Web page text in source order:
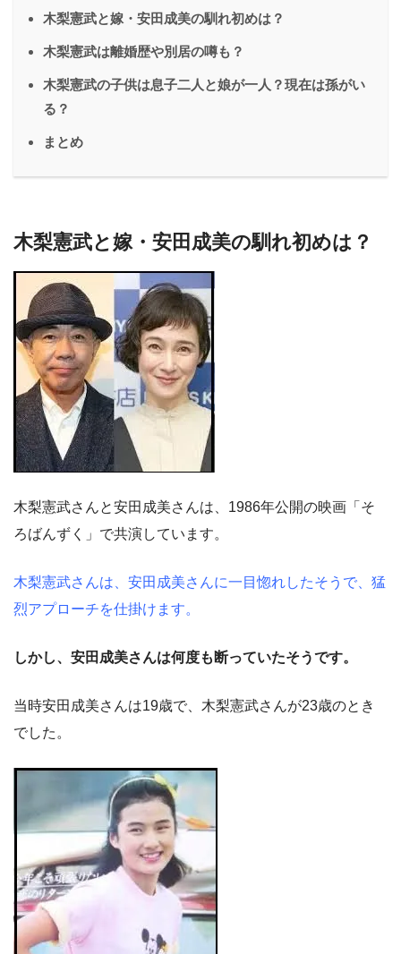
木梨憲武と嫁・安田成美の馴れ初めは？
木梨憲武は離婚歴や別居の噂も？
木梨憲武の子供は息子二人と娘が一人？現在は孫がい
る？
まとめ
木梨憲武と嫁・安田成美の馴れ初めは？
木梨憲武さんと安田成美さんは、1986年公開の映画「そ
ろばんずく」で共演しています。
木梨憲武さんは、安田成美さんに一目惚れしたそうで、猛
烈アプローチを仕掛けます。
しかし、安田成美さんは何度も断っていたそうです。
当時安田成美さんは19歳で、木梨憲武さんが23歳のとき
でした。